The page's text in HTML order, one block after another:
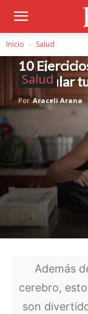
Inicio Salud
Salud
10
estimular
Por Araceli Arana
Además
cerebro,
son